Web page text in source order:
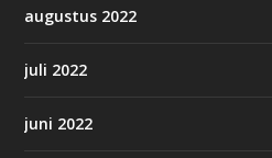
augustus 2022
juli 2022
juni 2022